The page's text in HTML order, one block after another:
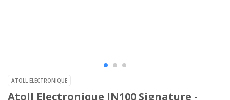
ATOLL ELECTRONIQUE
Atoll Electronique IN100 Signature -